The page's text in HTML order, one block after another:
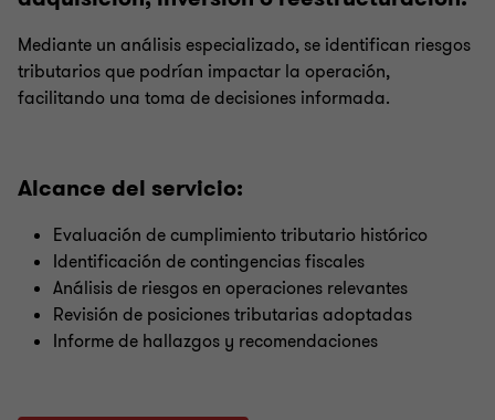
Mediante un análisis especializado, se identifican riesgos
tributarios que podrían impactar la operación,
facilitando una toma de decisiones informada.
Alcance del servicio:
Evaluación de cumplimiento tributario histórico
Identificación de contingencias fiscales
Análisis de riesgos en operaciones relevantes
Revisión de posiciones tributarias adoptadas
Informe de hallazgos y recomendaciones